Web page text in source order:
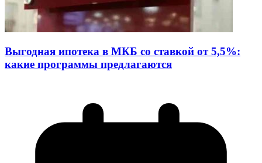
Выгодная ипотека в МКБ со ставкой от 5,5%:
какие программы предлагаются